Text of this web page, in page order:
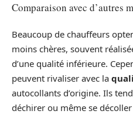
Comparaison avec d’autres
Beaucoup de chauffeurs
moins chères, souvent
d’une qualité inférieure.
peuvent rivaliser avec la
autocollants d’origine. Ils
déchirer ou même se